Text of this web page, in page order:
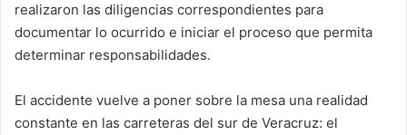
realizaron las diligencias correspondientes para
documentar lo ocurrido e iniciar el proceso que permita
determinar responsabilidades.
El accidente vuelve a poner sobre la mesa una realidad
constante en las carreteras del sur de Veracruz: el